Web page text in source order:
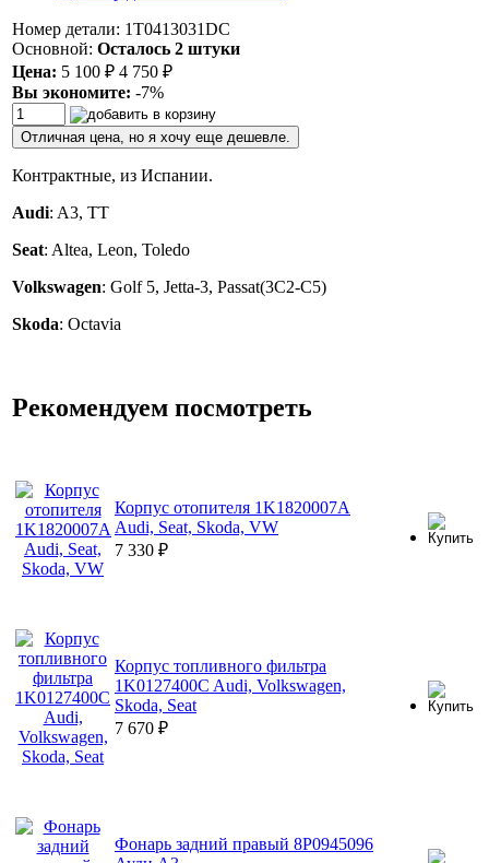
Номер детали: 1T0413031DC
Основной: Осталось 2 штуки
Цена: 5 100 ₽ 4 750 ₽
Вы экономите: -7%
Отличная цена, но я хочу еще дешевле.
Контрактные, из Испании.
Audi: A3, TT
Seat: Altea, Leon, Toledo
Volkswagen: Golf 5, Jetta-3, Passat(3C2-C5)
Skoda: Octavia
Рекомендуем посмотреть
Корпус отопителя 1K1820007A
Audi, Seat, Skoda, VW
7 330 ₽
Корпус топливного фильтра
1K0127400C Audi, Volkswagen,
Skoda, Seat
7 670 ₽
Фонарь задний правый 8P0945096